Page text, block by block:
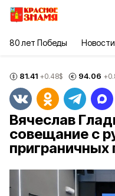
80 лет Победы Новости
81.41 +0.48$ 94.06
Вячеслав
совещание с
приграничных